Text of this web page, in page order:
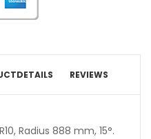
REVIEWS
Radius 888 mm, 15°.